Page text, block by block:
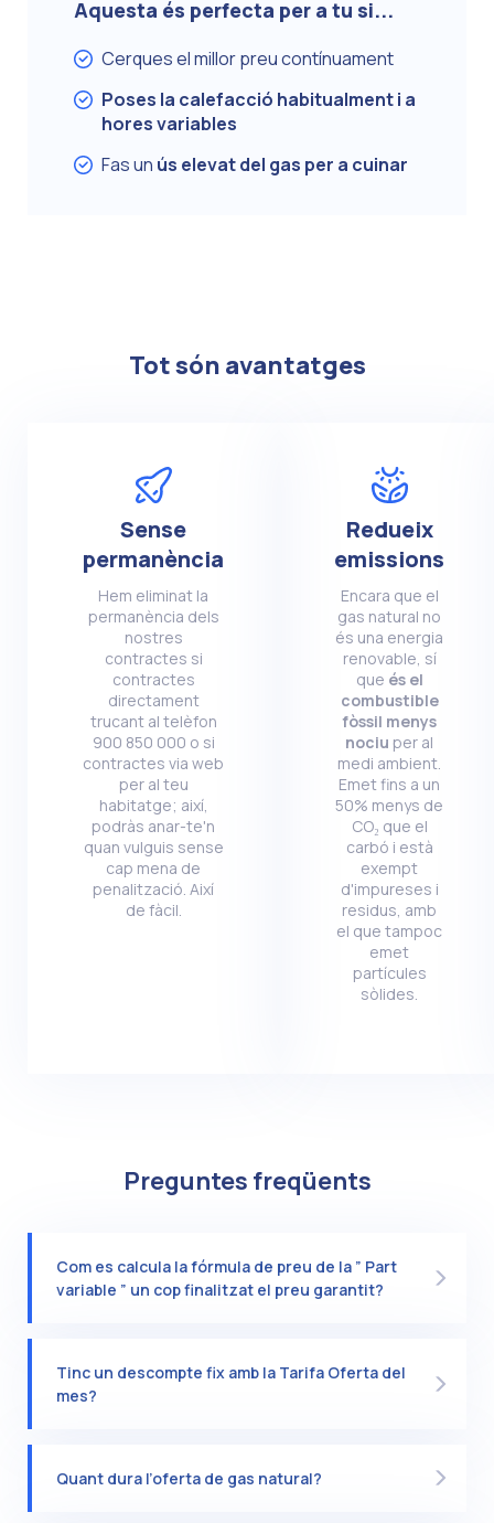
Aquesta és perfecta per a tu si...
Cerques el millor preu contínuament
Poses la calefacció habitualment i a
hores variables
Fas un ús elevat del gas per a cuinar
Tot són avantatges
Sense
permanència
Hem eliminat la
permanència dels
nostres
contractes si
contractes
directament
trucant al telèfon
900 850 000 o si
contractes via web
per al teu
habitatge; així,
podràs anar-te'n
quan vulguis sense
cap mena de
penalització. Així
de fàcil.
Redueix
emissions
Encara que el
gas natural no
és una energia
renovable, sí
que és el
combustible
fòssil menys
nociu per al
medi ambient.
Emet fins a un
50% menys de
CO₂ que el
carbó i està
exempt
d'impureses i
residus, amb
el que tampoc
emet
partícules
sòlides.
Preguntes freqüents
Com es calcula la fórmula de preu de la ” Part
variable ” un cop finalitzat el preu garantit?
Tinc un descompte fix amb la Tarifa Oferta del
mes?
Quant dura l’oferta de gas natural?